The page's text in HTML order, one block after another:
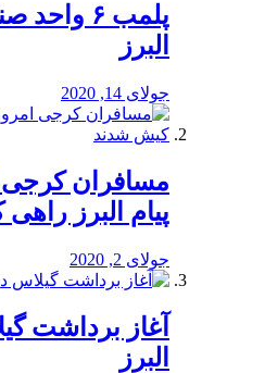
پلمب ۶
البرز
جولای 14, 2020
مسافران کرجی
پیام البرز
جولای 2, 2020
آغاز برداشت
البرز